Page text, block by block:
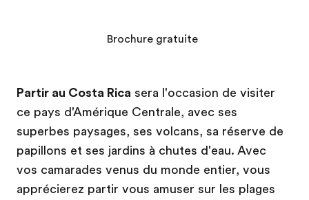
Partir au Costa Rica sera l'occasion de visiter
ce pays d'Amérique Centrale, avec ses
superbes paysages, ses volcans, sa réserve de
papillons et ses jardins à chutes d'eau. Avec
vos camarades venus du monde entier, vous
apprécierez partir vous amuser sur les plages
Brochure gratuite